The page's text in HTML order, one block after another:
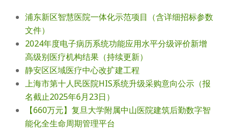
浦东新区智慧医院一体化示范项目（含详细招标参数
文件）
2024年度电⼦病历系统功能应⽤⽔平分级评价新增
⾼级别医疗机构结果（持续更新）
静安区区域医疗中心改扩建工程
上海市第十人民医院HIS系统升级采购意向公示（报
名截止2025年6月23日）
【660万元】复旦大学附属中山医院建筑后勤数字智
能化全生命周期管理平台